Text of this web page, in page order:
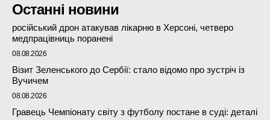
Останні новини
російський дрон атакував лікарню в Херсоні, четверо
медпрацівниць поранені
08.08.2026
Візит Зеленського до Сербії: стало відомо про зустріч із
Вучичем
08.08.2026
Гравець Чемпіонату світу з футболу постане в суді: деталі